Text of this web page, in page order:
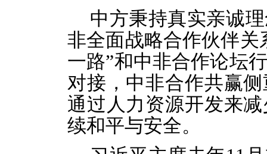
中方秉持真实亲诚
非全面战略合作伙伴关
一路”和中非合作论坛
对接，中非合作共赢
通过人力资源开发来
续和平与安全。